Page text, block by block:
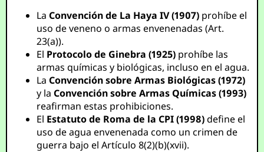
LaConvención de La Haya IV (1907) prohíbe el
uso de veneno o armas envenenadas (Art.
23(a)).
El Protocolo de Ginebra (1925) prohíbe las
armas químicas y biológicas, incluso en el agua.
LaConvención sobre Armas Biológicas (1972)
y laConvención sobre Armas Químicas (1993)
reafirman estas prohibiciones.
El Estatuto de Roma de la CPI (1998)define el
uso de agua envenenada como un crimen de
guerra bajo el Artículo 8(2)(b)(xvii).